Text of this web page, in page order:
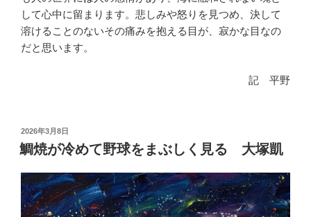
して心中に留まります。悲しみや怒りを見つめ、決して
溶けることのないその痛みを抱える目が、寂かな目なの
だと思います。
記 平野
投
稿
日:
2026年3月8日
鯛焼が冷めて野球をまぶしく見る 大塚凱